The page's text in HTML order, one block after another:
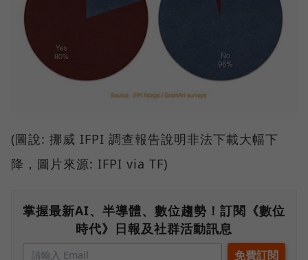
(圖說: 挪威 IFPI 調查報告說明非法下載大幅下
降，圖片來源: IFPI via TF)
掌握最新AI、半導體、數位趨勢！訂閱《數位
時代》日報及社群活動訊息